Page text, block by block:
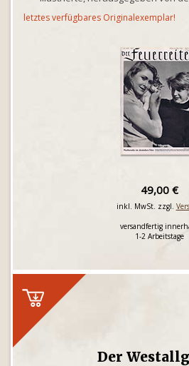
letztes verfügbares Originalexemplar!
49,00 €
inkl. MwSt. zzgl.
versandfertig
1-2 Arbeitstage
Der